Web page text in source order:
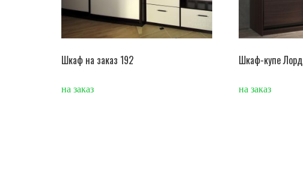
Шкаф на заказ 192
на заказ
Шкаф-купе Лорд
на заказ